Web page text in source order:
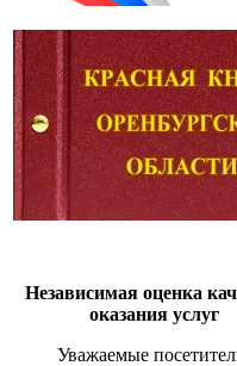
Независимая оценка
оказания услуг
Уважаемые